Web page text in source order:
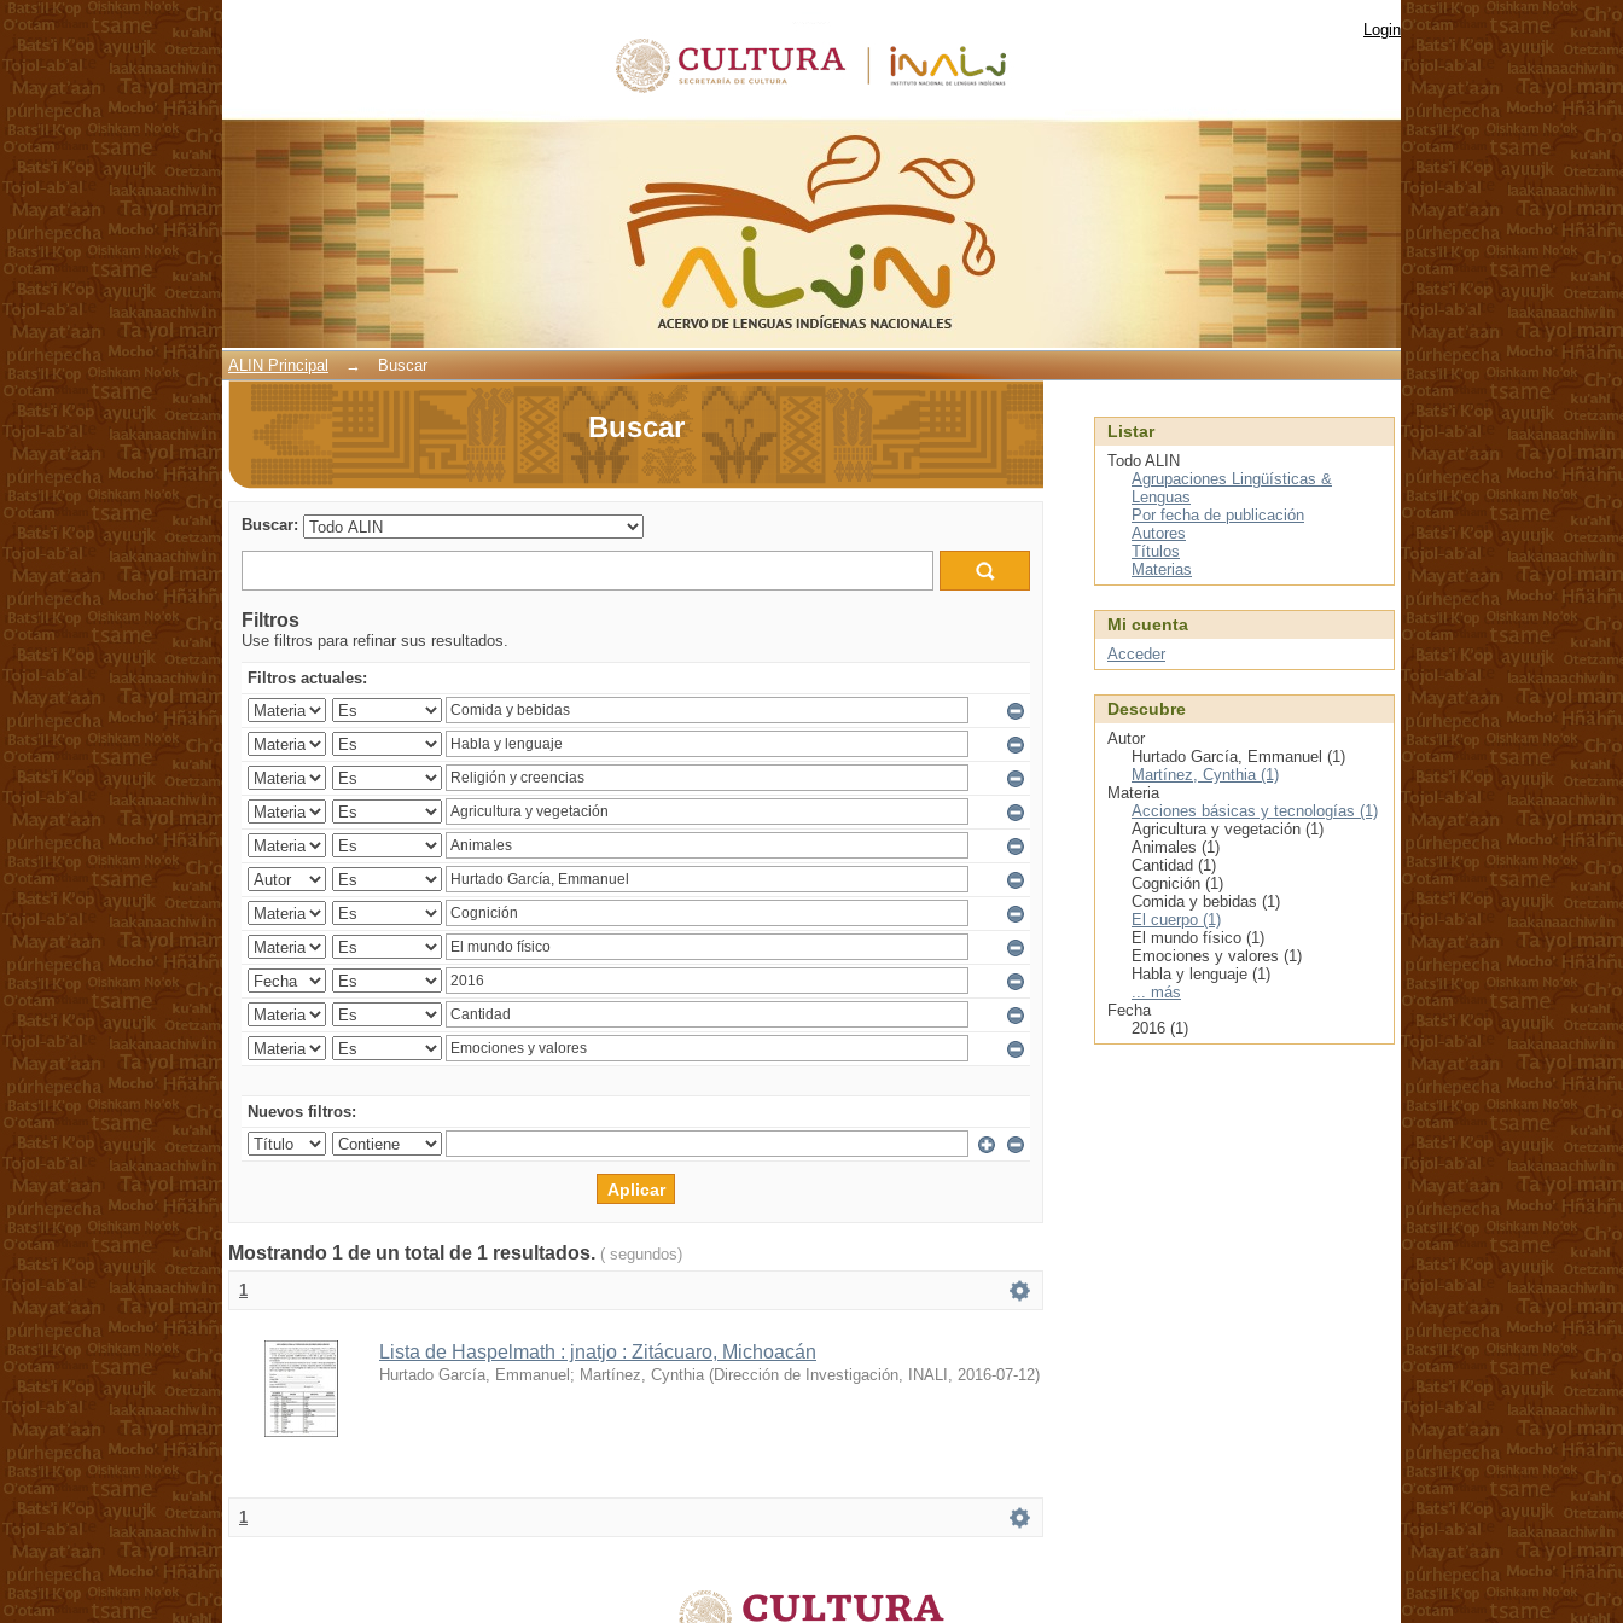
Login
ALIN Principal → Buscar
Buscar
Buscar:
Filtros
Use filtros para refinar sus resultados.
Filtros actuales:
Nuevos filtros:
Mostrando 1 de un total de 1 resultados. ( segundos)
1
Lista de Haspelmath : jnatjo : Zitácuaro, Michoacán
Hurtado García, Emmanuel ; Martínez, Cynthia (Dirección de Investigación, INALI , 2016-07-12)
1
Listar
Todo ALIN
Agrupaciones Lingüísticas &
Lenguas
Por fecha de publicación
Autores
Títulos
Materias
Mi cuenta
Acceder
Descubre
Autor
Hurtado García, Emmanuel (1)
Martínez, Cynthia (1)
Materia
Acciones básicas y tecnologías (1)
Agricultura y vegetación (1)
Animales (1)
Cantidad (1)
Cognición (1)
Comida y bebidas (1)
El cuerpo (1)
El mundo físico (1)
Emociones y valores (1)
Habla y lenguaje (1)
... más
Fecha
2016 (1)